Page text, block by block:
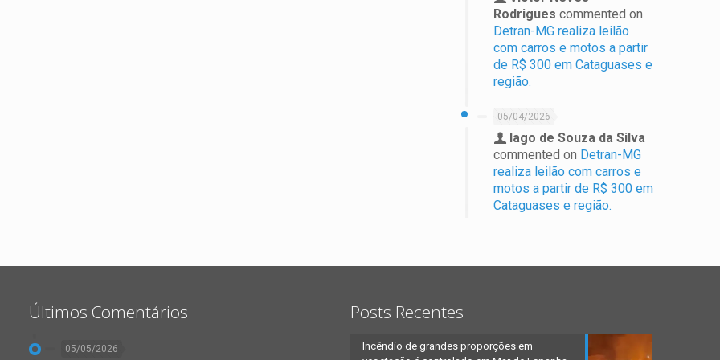
Rodrigues commented on
Detran-MG realiza leilão
com carros e motos a partir
de R$ 300 em Cataguases e
região.
05/04/2026
Iago de Souza da Silva
commented on Detran-MG
realiza leilão com carros e
motos a partir de R$ 300 em
Cataguases e região.
Últimos Comentários
05/05/2026
Posts Recentes
Incêndio de grandes proporções em